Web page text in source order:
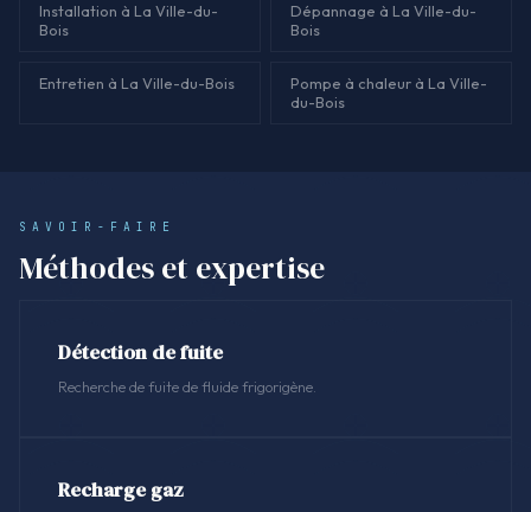
Installation à La Ville-du-
Bois
Dépannage à La Ville-du-
Bois
Entretien à La Ville-du-Bois
Pompe à chaleur à La Ville-
du-Bois
SAVOIR-FAIRE
Méthodes et expertise
Détection de fuite
Recherche de fuite de fluide frigorigène.
Recharge gaz